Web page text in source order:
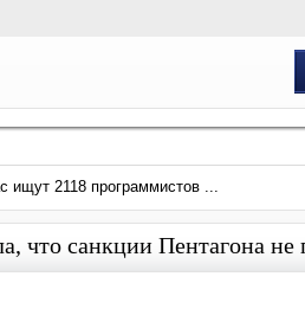
ищут 2118 программистов ...
что санкции Пентагона